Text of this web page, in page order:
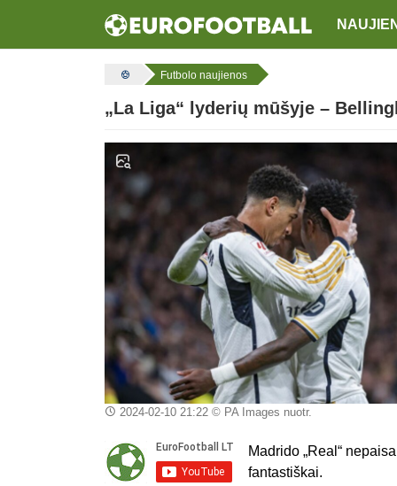
Futbolo naujienos
„La Liga“ lyderių mūšyje –
2024-02-10 21:22© PA Images nuotr.
Madrido „Real“
fantastiškai.